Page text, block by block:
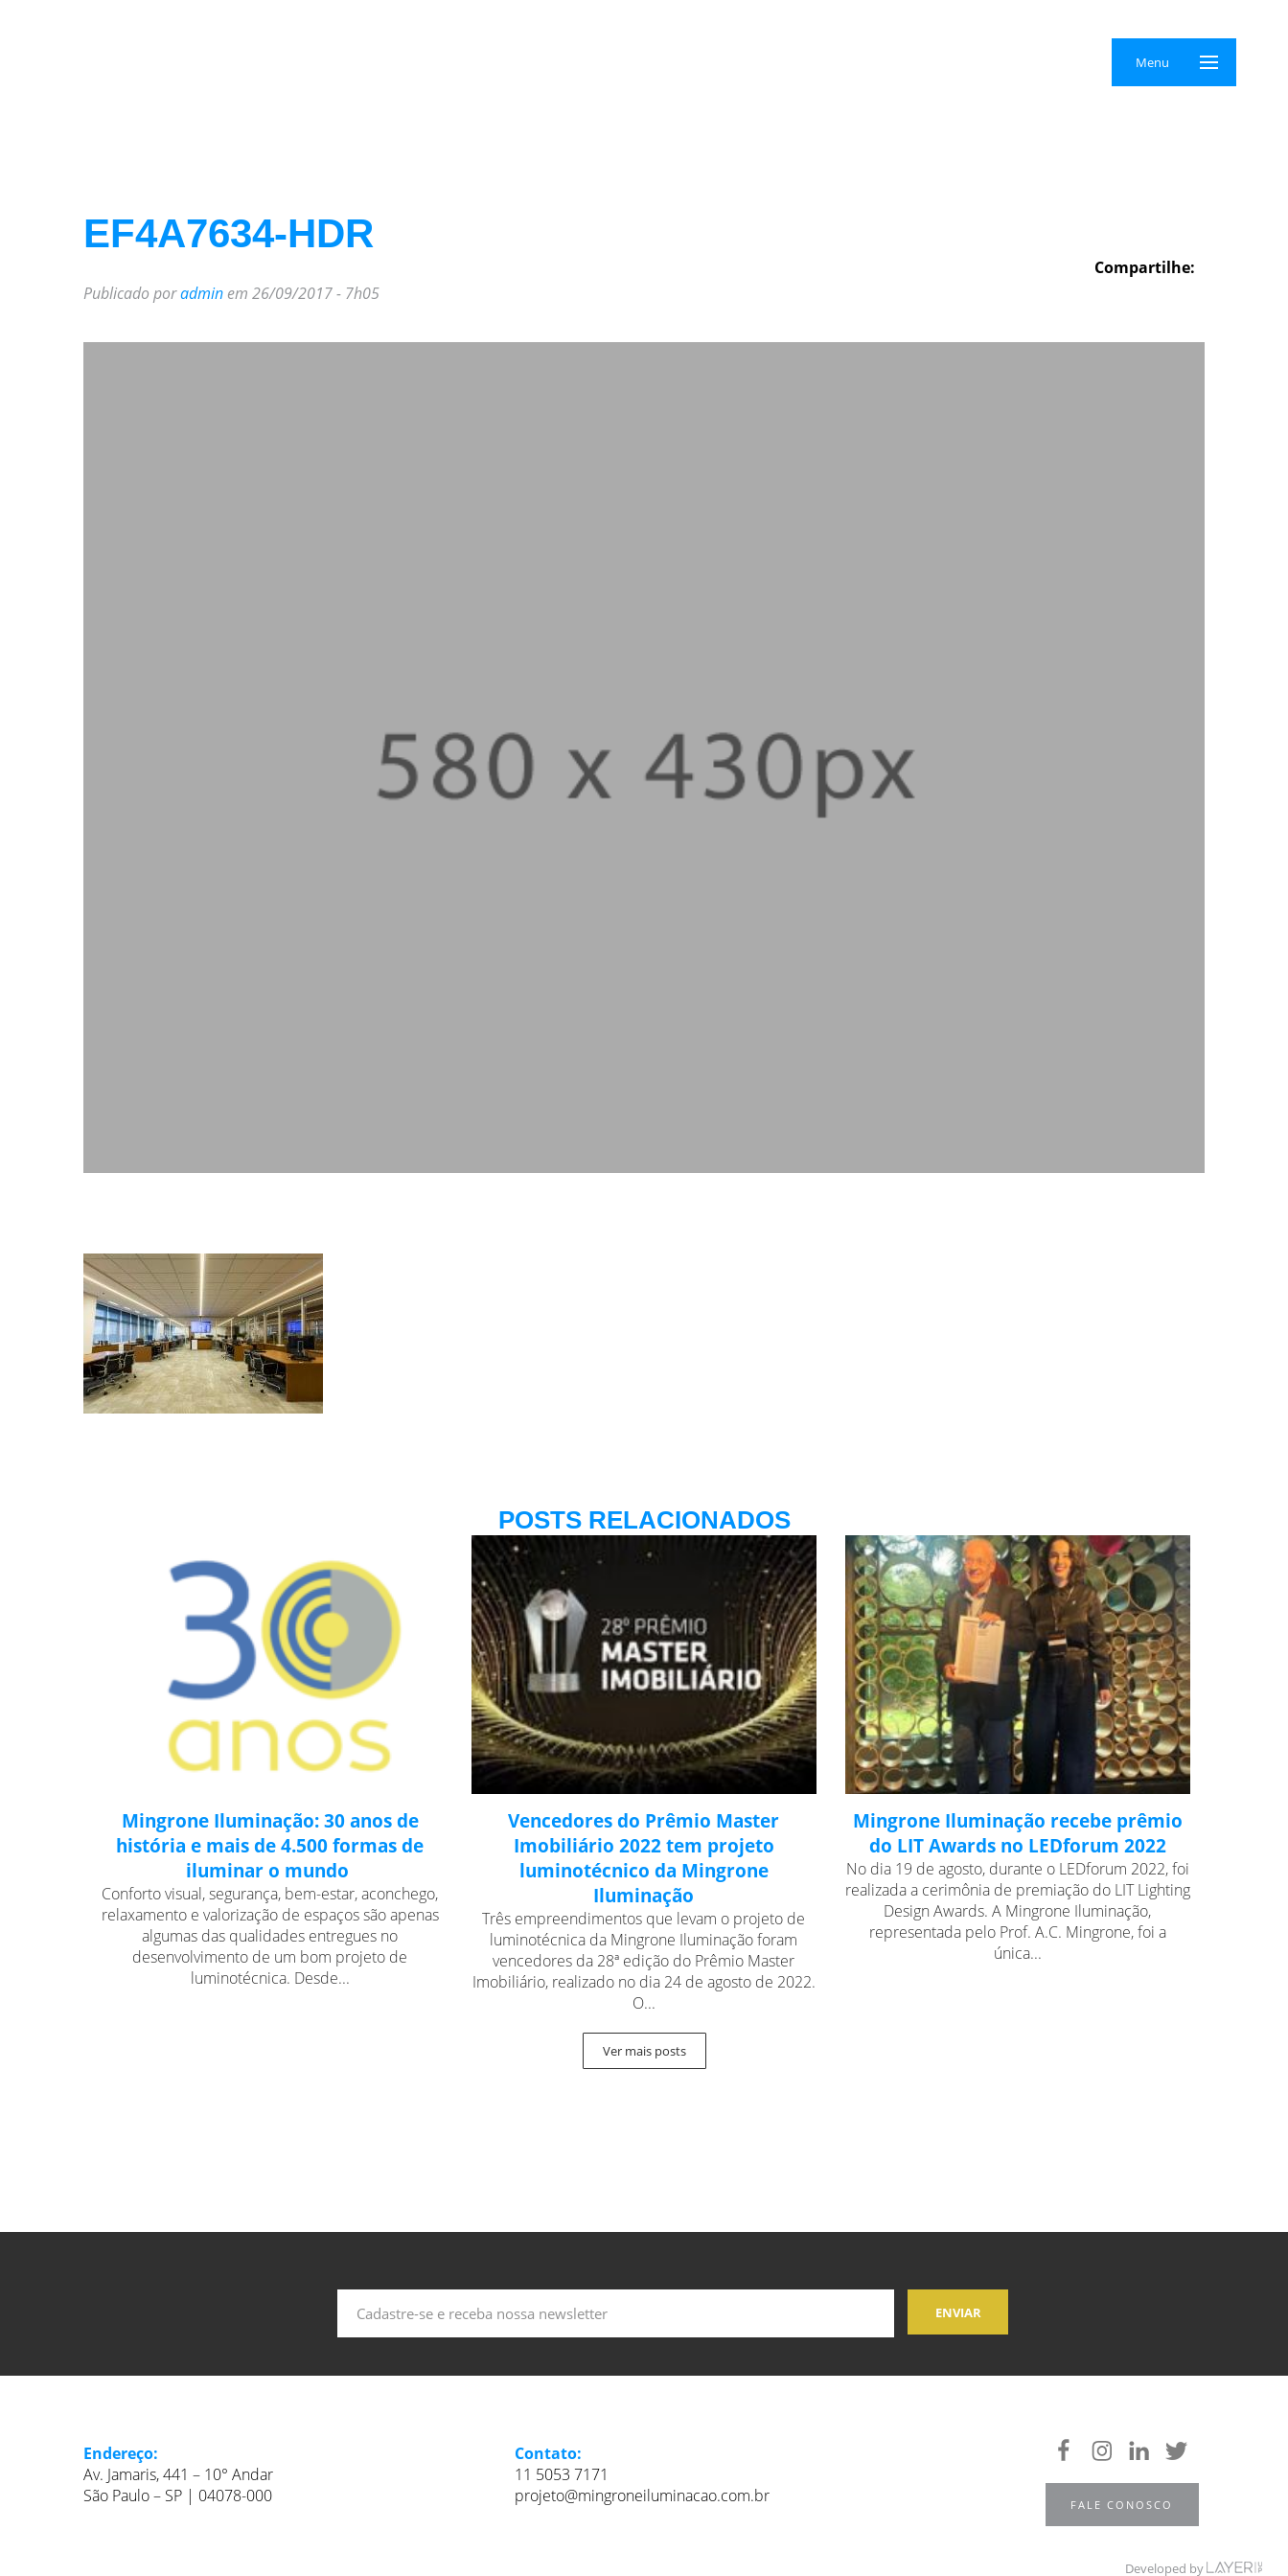
Menu
EF4A7634-HDR
Compartilhe:
Publicado poradmin em 26/09/2017 - 7h05
POSTS RELACIONADOS
Mingrone Iluminação: 30 anos de
história e mais de 4.500 formas de
iluminar o mundo
Conforto visual, segurança, bem-estar, aconchego,
relaxamento e valorização de espaços são apenas
algumas das qualidades entregues no
desenvolvimento de um bom projeto de
luminotécnica. Desde...
Vencedores do Prêmio Master
Imobiliário 2022 tem projeto
luminotécnico da Mingrone
Iluminação
Três empreendimentos que levam o projeto de
luminotécnica da Mingrone Iluminação foram
vencedores da 28ª edição do Prêmio Master
Imobiliário, realizado no dia 24 de agosto de 2022.
O...
Mingrone Iluminação recebe prêmio
do LIT Awards no LEDforum 2022
No dia 19 de agosto, durante o LEDforum 2022, foi
realizada a cerimônia de premiação do LIT Lighting
Design Awards. A Mingrone Iluminação,
representada pelo Prof. A.C. Mingrone, foi a
única...
Ver mais posts
Endereço:
Av. Jamaris, 441 – 10° Andar
São Paulo – SP | 04078-000
Contato:
11 5053 7171
projeto@mingroneiluminacao.com.br
FALE CONOSCO
Developed by